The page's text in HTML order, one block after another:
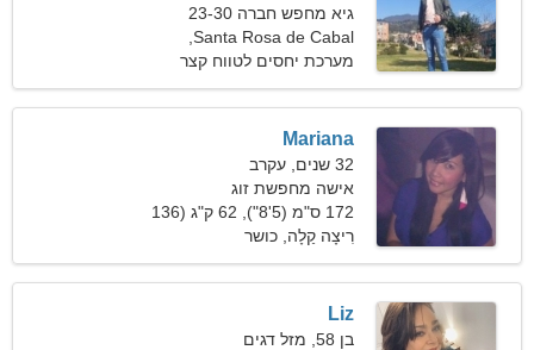
גיא מחפש חברה 23-30
קולומביה
מערכת יחסים לטווח קצר
Mariana
32 שנים, עקרב
אישה מחפשת זוג
172 ס"מ (5'8"), 62 ק"ג (136
פאונד)
רִיצָה קַלָה, כושר
Liz
בן 58, מזל דגים